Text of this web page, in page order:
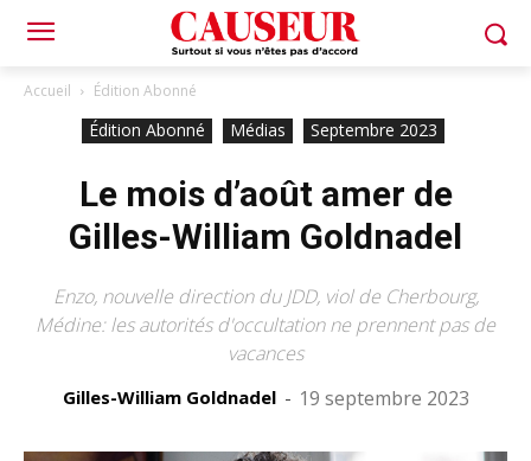
Accueil Édition Abonné
Édition Abonné Médias Septembre 2023
Le mois d’août amer de
Gilles-William Goldnadel
Enzo, nouvelle direction du JDD, viol de Cherbourg,
Médine: les autorités d'occultation ne prennent pas de
vacances
Gilles-William Goldnadel - 19 septembre 2023